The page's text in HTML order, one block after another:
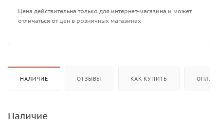
Цена действительна только для интернет-магазина и может
отличаться от цен в розничных магазинах
НАЛИЧИЕ ОТЗЫВЫ КАК КУПИТЬ
Наличие